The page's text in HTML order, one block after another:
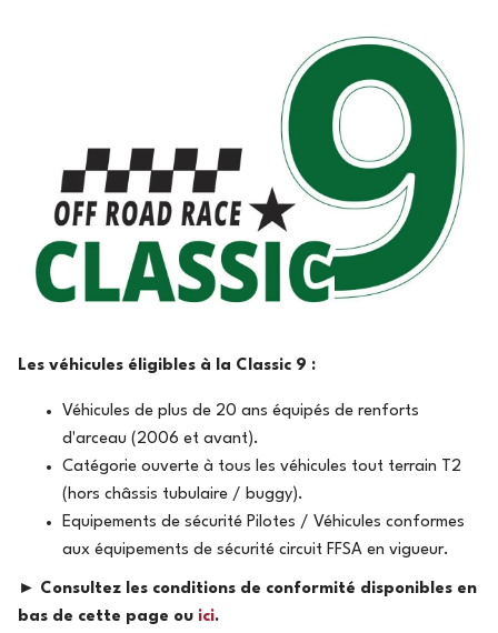
Les véhicules éligibles à la Classic 9 :
Véhicules de plus de 20 ans équipés de renforts
d'arceau (2006 et avant).
Catégorie ouverte à tous les véhicules tout terrain T2
(hors châssis tubulaire / buggy).
Equipements de sécurité Pilotes / Véhicules conformes
aux équipements de sécurité circuit FFSA en vigueur.
► Consultez les conditions de conformité disponibles en
bas de cette page ou ici.